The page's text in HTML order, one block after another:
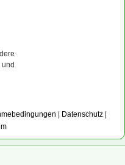
Datenschutz